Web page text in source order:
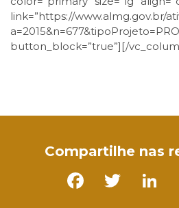
link=”https://www.almg.gov.br/
button_block=”true”][/
Compartilhe nas